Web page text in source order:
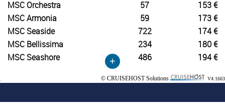
MSC Orchestra
57
153 €
MSC Armonia
59
173 €
MSC Seaside
722
174 €
MSC Bellissima
234
180 €
MSC Seashore
486 194 €
+
© CRUISEHOST Solutions V4.1663